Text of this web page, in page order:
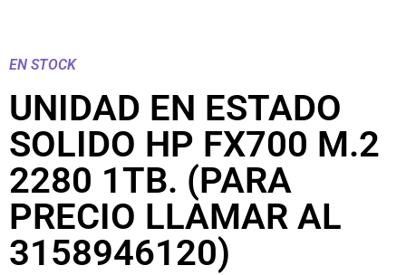
EN STOCK
UNIDAD EN ESTADO
SOLIDO HP FX700 M.2
2280 1TB. (PARA
PRECIO LLAMAR AL
3158946120)